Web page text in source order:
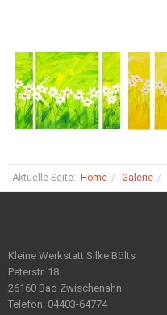
Aktuelle Seite: Home Galerie
Kleine Werkstatt Silke Bölts
Peterstr. 18
26160 Bad Zwischenahn
Telefon: 04403-64774